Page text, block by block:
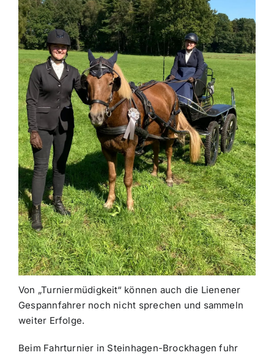
Von „Turniermüdigkeit“ können auch die Lienener
Gespannfahrer noch nicht sprechen und sammeln
weiter Erfolge.
Beim Fahrturnier in Steinhagen-Brockhagen fuhr